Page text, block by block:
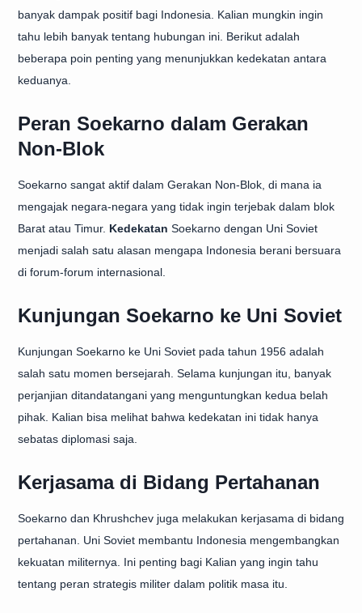
banyak dampak positif bagi Indonesia. Kalian mungkin ingin
tahu lebih banyak tentang hubungan ini. Berikut adalah
beberapa poin penting yang menunjukkan kedekatan antara
keduanya.
Peran Soekarno dalam Gerakan
Non-Blok
Soekarno sangat aktif dalam Gerakan Non-Blok, di mana ia
mengajak negara-negara yang tidak ingin terjebak dalam blok
Barat atau Timur. Kedekatan Soekarno dengan Uni Soviet
menjadi salah satu alasan mengapa Indonesia berani bersuara
di forum-forum internasional.
Kunjungan Soekarno ke Uni Soviet
Kunjungan Soekarno ke Uni Soviet pada tahun 1956 adalah
salah satu momen bersejarah. Selama kunjungan itu, banyak
perjanjian ditandatangani yang menguntungkan kedua belah
pihak. Kalian bisa melihat bahwa kedekatan ini tidak hanya
sebatas diplomasi saja.
Kerjasama di Bidang Pertahanan
Soekarno dan Khrushchev juga melakukan kerjasama di bidang
pertahanan. Uni Soviet membantu Indonesia mengembangkan
kekuatan militernya. Ini penting bagi Kalian yang ingin tahu
tentang peran strategis militer dalam politik masa itu.